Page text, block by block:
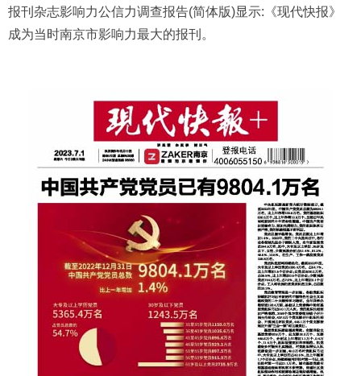
报刊杂志影响力公信力调查报告(简体版)显示:《现代快报》
成为当时南京市影响力最大的报刊。